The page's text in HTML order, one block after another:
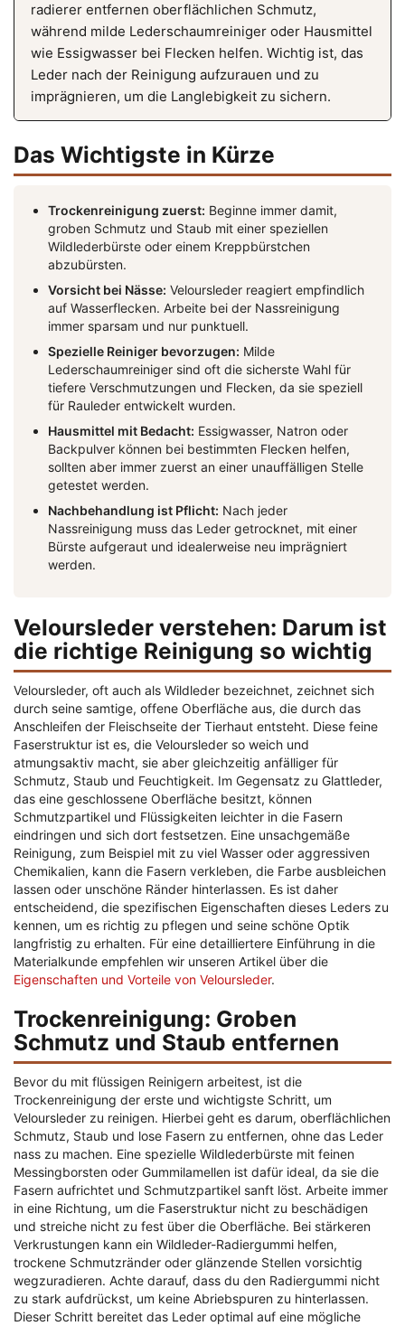
radierer entfernen oberflächlichen Schmutz,
während milde Lederschaumreiniger oder Hausmittel
wie Essigwasser bei Flecken helfen. Wichtig ist, das
Leder nach der Reinigung aufzurauen und zu
imprägnieren, um die Langlebigkeit zu sichern.
Das Wichtigste in Kürze
Trockenreinigung zuerst: Beginne immer damit,
groben Schmutz und Staub mit einer speziellen
Wildlederbürste oder einem Kreppbürstchen
abzubürsten.
Vorsicht bei Nässe: Veloursleder reagiert empfindlich
auf Wasserflecken. Arbeite bei der Nassreinigung
immer sparsam und nur punktuell.
Spezielle Reiniger bevorzugen: Milde
Lederschaumreiniger sind oft die sicherste Wahl für
tiefere Verschmutzungen und Flecken, da sie speziell
für Rauleder entwickelt wurden.
Hausmittel mit Bedacht: Essigwasser, Natron oder
Backpulver können bei bestimmten Flecken helfen,
sollten aber immer zuerst an einer unauffälligen Stelle
getestet werden.
Nachbehandlung ist Pflicht: Nach jeder
Nassreinigung muss das Leder getrocknet, mit einer
Bürste aufgeraut und idealerweise neu imprägniert
werden.
Veloursleder verstehen: Darum ist
die richtige Reinigung so wichtig
Veloursleder, oft auch als Wildleder bezeichnet, zeichnet sich
durch seine samtige, offene Oberfläche aus, die durch das
Anschleifen der Fleischseite der Tierhaut entsteht. Diese feine
Faserstruktur ist es, die Veloursleder so weich und
atmungsaktiv macht, sie aber gleichzeitig anfälliger für
Schmutz, Staub und Feuchtigkeit. Im Gegensatz zu Glattleder,
das eine geschlossene Oberfläche besitzt, können
Schmutzpartikel und Flüssigkeiten leichter in die Fasern
eindringen und sich dort festsetzen. Eine unsachgemäße
Reinigung, zum Beispiel mit zu viel Wasser oder aggressiven
Chemikalien, kann die Fasern verkleben, die Farbe ausbleichen
lassen oder unschöne Ränder hinterlassen. Es ist daher
entscheidend, die spezifischen Eigenschaften dieses Leders zu
kennen, um es richtig zu pflegen und seine schöne Optik
langfristig zu erhalten. Für eine detailliertere Einführung in die
Materialkunde empfehlen wir unseren Artikel über die
Eigenschaften und Vorteile von Veloursleder.
Trockenreinigung: Groben
Schmutz und Staub entfernen
Bevor du mit flüssigen Reinigern arbeitest, ist die
Trockenreinigung der erste und wichtigste Schritt, um
Veloursleder zu reinigen. Hierbei geht es darum, oberflächlichen
Schmutz, Staub und lose Fasern zu entfernen, ohne das Leder
nass zu machen. Eine spezielle Wildlederbürste mit feinen
Messingborsten oder Gummilamellen ist dafür ideal, da sie die
Fasern aufrichtet und Schmutzpartikel sanft löst. Arbeite immer
in eine Richtung, um die Faserstruktur nicht zu beschädigen
und streiche nicht zu fest über die Oberfläche. Bei stärkeren
Verkrustungen kann ein Wildleder-Radiergummi helfen,
trockene Schmutzränder oder glänzende Stellen vorsichtig
wegzuradieren. Achte darauf, dass du den Radiergummi nicht
zu stark aufdrückst, um keine Abriebspuren zu hinterlassen.
Dieser Schritt bereitet das Leder optimal auf eine mögliche